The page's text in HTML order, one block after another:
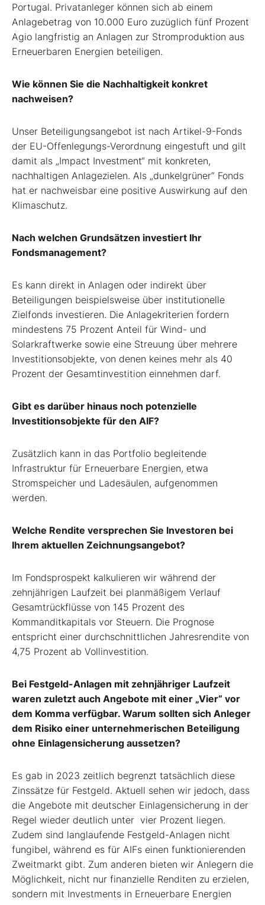
Portugal. Privatanleger können sich ab einem
Anlagebetrag von 10.000 Euro zuzüglich fünf Prozent
Agio langfristig an Anlagen zur Stromproduktion aus
Erneuerbaren Energien beteiligen.
Wie können Sie die Nachhaltigkeit konkret
nachweisen?
Unser Beteiligungsangebot ist nach Artikel-9-Fonds
der EU-Offenlegungs-Verordnung eingestuft und gilt
damit als „Impact Investment“ mit konkreten,
nachhaltigen Anlagezielen. Als „dunkelgrüner“ Fonds
hat er nachweisbar eine positive Auswirkung auf den
Klimaschutz.
Nach welchen Grundsätzen investiert Ihr
Fondsmanagement?
Es kann direkt in Anlagen oder indirekt über
Beteiligungen beispielsweise über institutionelle
Zielfonds investieren. Die Anlagekriterien fordern
mindestens 75 Prozent Anteil für Wind- und
Solarkraftwerke sowie eine Streuung über mehrere
Investitionsobjekte, von denen keines mehr als 40
Prozent der Gesamtinvestition einnehmen darf.
Gibt es darüber hinaus noch potenzielle
Investitionsobjekte für den AIF?
Zusätzlich kann in das Portfolio begleitende
Infrastruktur für Erneuerbare Energien, etwa
Stromspeicher und Ladesäulen, aufgenommen
werden.
Welche Rendite versprechen Sie Investoren bei
Ihrem aktuellen Zeichnungsangebot?
Im Fondsprospekt kalkulieren wir während der
zehnjährigen Laufzeit bei planmäßigem Verlauf
Gesamtrückflüsse von 145 Prozent des
Kommanditkapitals vor Steuern. Die Prognose
entspricht einer durchschnittlichen Jahresrendite von
4,75 Prozent ab Vollinvestition.
Bei Festgeld-Anlagen mit zehnjähriger Laufzeit
waren zuletzt auch Angebote mit einer „Vier“ vor
dem Komma verfügbar. Warum sollten sich Anleger
dem Risiko einer unternehmerischen Beteiligung
ohne Einlagensicherung aussetzen?
Es gab in 2023 zeitlich begrenzt tatsächlich diese
Zinssätze für Festgeld. Aktuell sehen wir jedoch, dass
die Angebote mit deutscher Einlagensicherung in der
Regel wieder deutlich unter vier Prozent liegen.
Zudem sind langlaufende Festgeld-Anlagen nicht
fungibel, während es für AIFs einen funktionierenden
Zweitmarkt gibt. Zum anderen bieten wir Anlegern die
Möglichkeit, nicht nur finanzielle Renditen zu erzielen,
sondern mit Investments in Erneuerbare Energien